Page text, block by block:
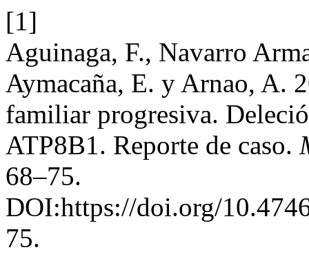
[1]
Aguinaga, F., Navarro
Aymacaña, E. y Arnao, A.
familiar progresiva.
ATP8B1. Reporte de caso.
68–75.
DOI:https://doi.org/
75.